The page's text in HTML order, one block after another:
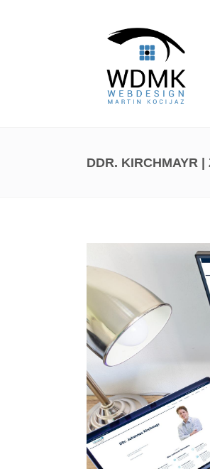
DDR. KIRCHMAYR